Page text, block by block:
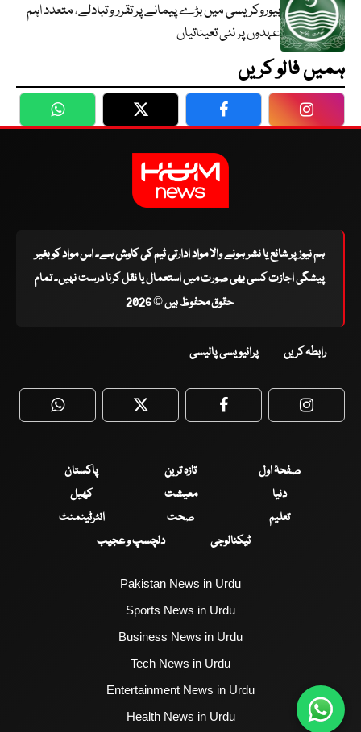
بیوروکریسی میں بڑے پیمانے پر تقرر و تبادلے، متعدد اہم
عہدوں پر نئی تعیناتیاں
ہمیں فالو کریں
WhatsApp Twitter Facebook
ہم نیوز پر شائع یا نشر ہونے والا مواد ادارتی ٹیم کی کاوش ہے۔ اس مواد کو بغیر
پیشگی اجازت کسی بھی صورت میں استعمال یا نقل کرنا درست نہیں۔ تمام
حقوق محفوظ ہیں © 2026
رابطہ کریں پرائیویسی پالیسی
WhatsApp Twitter Facebook
صفحۂ اول تازہ ترین
پاکستان
دنیا
معیشت
کھیل
تعلیم
صحت
انٹرٹینمنٹ
ٹیکنالوجی
دلچسپ و عجیب
Pakistan News in Urdu
Sports News in Urdu
Business News in Urdu
Tech News in Urdu
Entertainment News in Urdu
Health News in Urdu